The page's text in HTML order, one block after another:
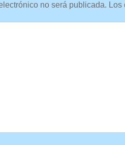
no será publicada. Los